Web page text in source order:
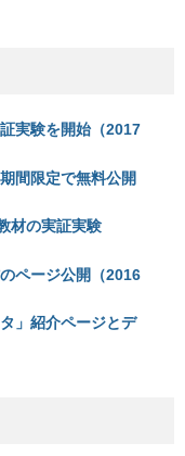
実験を開始（2017
間限定で無料公開
材の実証実験
ページ公開（2016
」紹介ページとデ